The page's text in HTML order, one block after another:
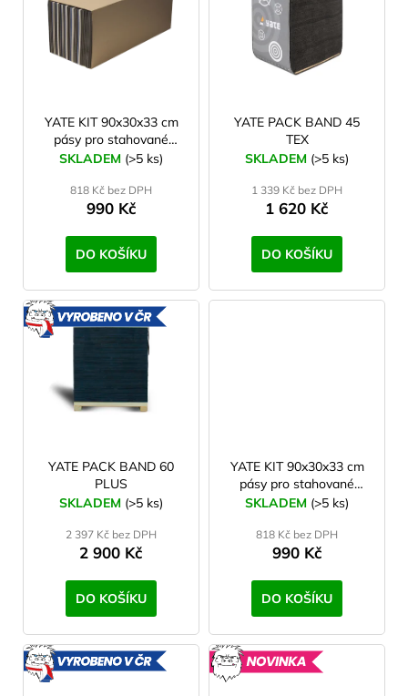
YATE KIT 90x30x33 cm
pásy pro stahované
terčovnice - color
SKLADEM (>5 ks)
818 Kč bez DPH
990 Kč
DO KOŠÍKU
YATE PACK BAND 45
TEX
SKLADEM (>5 ks)
1 339 Kč bez DPH
1 620 Kč
DO KOŠÍKU
YATE PACK BAND 60
PLUS
SKLADEM (>5 ks)
2 397 Kč bez DPH
2 900 Kč
DO KOŠÍKU
YATE KIT 90x30x33 cm
pásy pro stahované
terčovnice
SKLADEM (>5 ks)
818 Kč bez DPH
990 Kč
DO KOŠÍKU
VYROBENO